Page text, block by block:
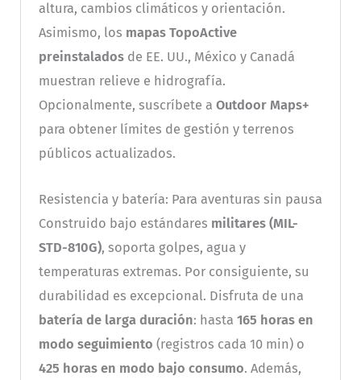
altura, cambios climáticos y orientación.
Asimismo, los mapas TopoActive
preinstaladosde EE. UU., México y Canadá
muestran relieve e hidrografía.
Opcionalmente, suscríbete a Outdoor Maps+
para obtener límites de gestión y terrenos
públicos actualizados.
Resistencia y batería: Para aventuras sin pausa
Construido bajo estándares militares (MIL-
STD-810G), soporta golpes, agua y
temperaturas extremas. Por consiguiente, su
durabilidad es excepcional. Disfruta de una
batería de larga duración: hasta 165 horas en
modo seguimiento (registros cada 10 min) o
425 horas en modo bajo consumo. Además,